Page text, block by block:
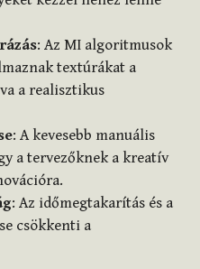
: Az MI algoritmusok
textúrákat a
a realisztikus
: A kevesebb manuális
a tervezőknek a kreatív
: Az időmegtakarítás és a
csökkenti a